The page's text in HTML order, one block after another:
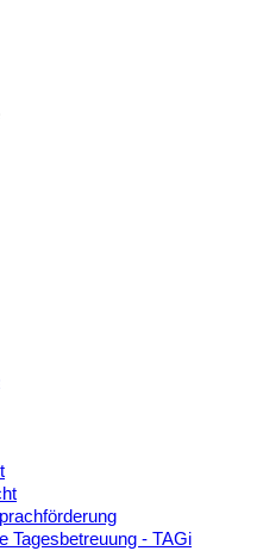
Tagesbetreuung - TAGi